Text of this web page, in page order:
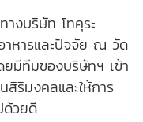
งบริษัท โทคุระ
าหารและปัจจัย ณ วัด
ยมีทีมของบริษัทฯ เข้า
ริมงคลและให้การ
ด้วยดี